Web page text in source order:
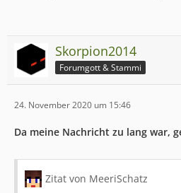
Skorpion2014
Forumgott & Stammi
24. November 2020 um 15:46
Da meine Nachricht zu lang war,
Zitat von MeeriSchatz